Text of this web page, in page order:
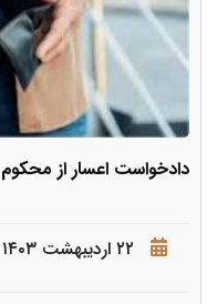
دادخواست اعسار از
۲۲ اردیبهشت ۱۴۰۳